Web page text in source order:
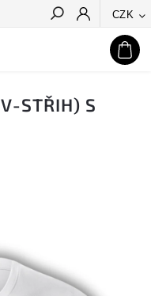
CZK
Hledat
STŘIH) S